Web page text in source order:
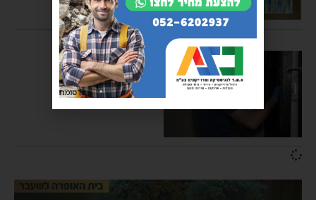
פלילי
סחט באיומים ונעצר ע"י
המשטרה
מנחם דויטש 13:15 פרסומת